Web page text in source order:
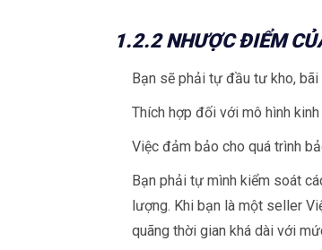
1.2.2 NHƯỢC ĐIỂM
Bạn sẽ phải tự đầu tư kho,
Thích hợp đối với mô hình kinh
Việc đảm bảo cho quá trình
Bạn phải tự mình kiểm soát
lượng. Khi bạn là một seller
quãng thời gian khá dài với